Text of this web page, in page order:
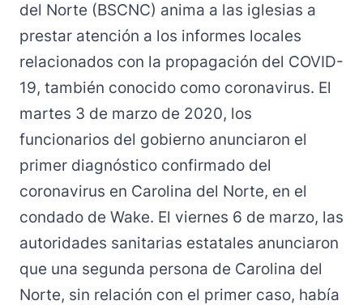
del Norte (BSCNC) anima a las iglesias a
prestar atención a los informes locales
relacionados con la propagación del COVID-
19, también conocido como coronavirus. El
martes 3 de marzo de 2020, los
funcionarios del gobierno anunciaron el
primer diagnóstico confirmado del
coronavirus en Carolina del Norte, en el
condado de Wake. El viernes 6 de marzo, las
autoridades sanitarias estatales anunciaron
que una segunda persona de Carolina del
Norte, sin relación con el primer caso, había